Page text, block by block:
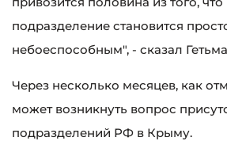
подразделение становится
небоеспособным", - сказал
Через несколько месяцев, как
может возникнуть вопрос
подразделений РФ в Крыму.